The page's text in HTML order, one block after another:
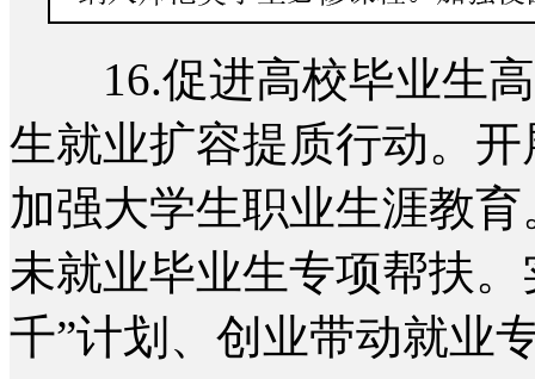
16.促进高校毕业生高
生就业扩容提质行动。
加强大学生职业生涯教
未就业毕业生专项帮扶
千”计划、创业带动就业